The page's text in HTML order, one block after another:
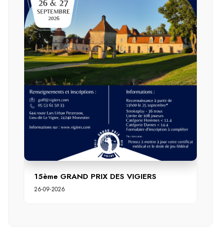
15ème GRAND PRIX DES VIGIERS
26-09-2026